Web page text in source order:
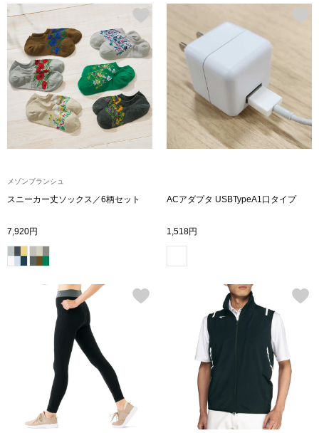
クラッチバッグ
ボディバッグ
ボストンバッグ
その他
スリップオン
レースアップ
パンプス
スニーカー
メゾンブランシュ
スニーカー丈ソックス／6柄セット
7,920円
ACアダプタ USBTypeA1口タイプ
1,518円